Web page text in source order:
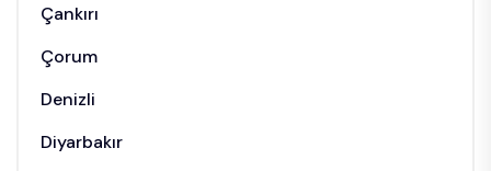
Çankırı
Çorum
Denizli
Diyarbakır